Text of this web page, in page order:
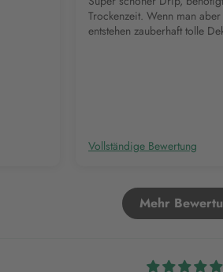
Trockenzeit. Wenn man
entstehen zauberhaft tolle
Vollständige Bewertung
Mehr